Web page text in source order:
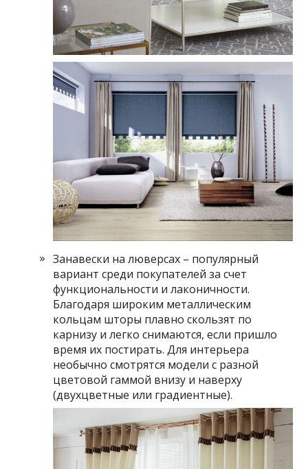
Занавески на люверсах – популярный
вариант среди покупателей за счет
функциональности и лаконичности.
Благодаря широким металлическим
кольцам шторы плавно скользят по
карнизу и легко снимаются, если пришло
время их постирать. Для интерьера
необычно смотрятся модели с разной
цветовой гаммой внизу и наверху
(двухцветные или градиентные).